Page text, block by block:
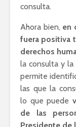
consulta.
Ahora bien, en
fuera positiva
derechos
la consulta y
permite
las que la
lo que puede
de las